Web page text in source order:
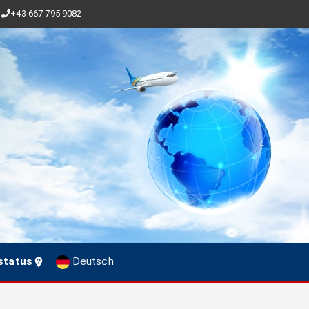
+43 667 795 9082
Deutsch